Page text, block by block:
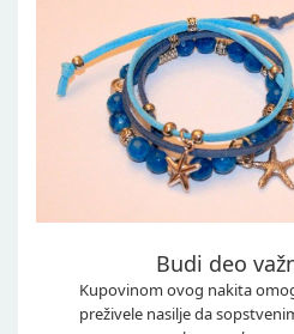
Budi deo
Kupovinom ovog nakita
preživele nasilje da